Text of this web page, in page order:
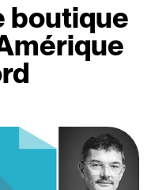
boutique